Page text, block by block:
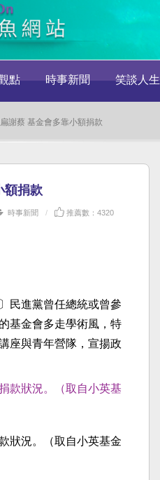
點 時事新聞 笑談人生
謝蔡 基金會多靠小額捐款
額捐款
時事新聞 推薦數：4320
民進黨曾任總統或曾參
基金會多走學術風，特
座與青年營隊，宣揚政
狀況。（取自小英基金